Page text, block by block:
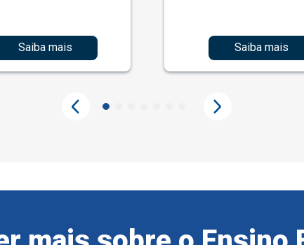
Saiba mais Saiba mais